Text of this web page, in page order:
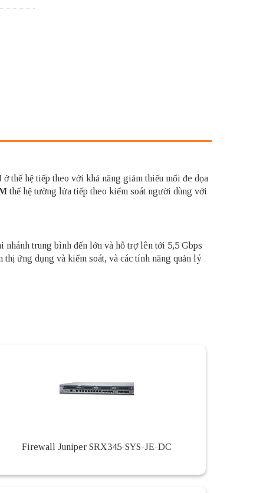
thế hệ tiếp theo với khả năng giảm thiếu mối đe dọa
thế hệ tường lửa tiếp theo kiểm soát người dùng với
nhánh trung bình đến lớn và hỗ trợ lên tới 5,5 Gbps
ứng dụng và kiểm soát, và các tính năng quản lý
Firewall Juniper SRX345-SYS-JE-DC